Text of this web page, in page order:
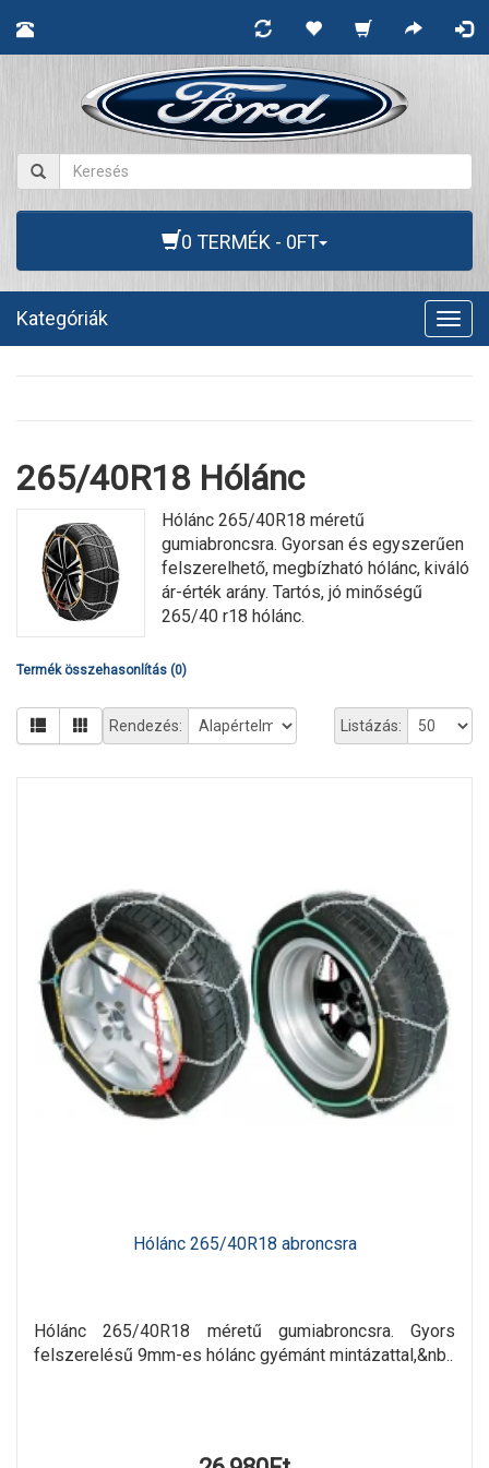
0 TERMÉK - 0FT
Kategóriák
265/40R18 Hólánc
Hólánc 265/40R18 méretű
gumiabroncsra. Gyorsan és egyszerűen
felszerelhető, megbízható hólánc, kiváló
ár-érték arány. Tartós, jó minőségű
265/40 r18 hólánc.
Termék összehasonlítás (0)
Listázás:
Rendezés:
Hólánc 265/40R18 abroncsra
Hólánc 265/40R18 méretű gumiabroncsra. Gyors
felszerelésű 9mm-es hólánc gyémánt mintázattal,&nb..